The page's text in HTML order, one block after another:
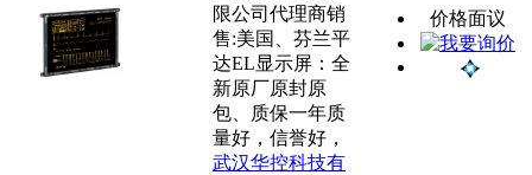
限公司代理商销
售:美国、芬兰平
达EL显示屏：全
新原厂原封原
包、质保一年质
量好，信誉好，
武汉华控科技有
价格面议